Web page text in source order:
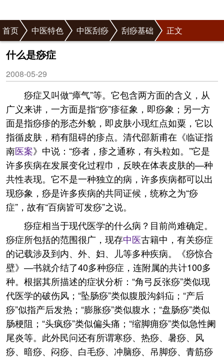
首页 中医特色 中医刮痧 刮痧基础 正文
什么是痧症
2008-05-29
痧症又叫做“瘴气”等。它包含两方面的含义，从
广义来讲，一方面是指“痧”疹征象，即痧象；另一方
面是指痧疹的形态外貌，即皮肤小现红点如粟，它以
指循皮肤，稍有阻碍的疹点。清代邵新甫在《临证指
南医案》中说：“痧者，疹之通称，有头粒如。”它是
许多疾病在发展变化过程巾，反映在体表皮肤的—种
共性表现。它不是一种独立的病，许多疾病都可以出
现痧象，痧是许多疾病的共同证候，统称之为“痧
症”，故有“百病皆可发痧”之说。
痧症相当于现代医学的什么病？目前尚难确定。
痧症所包括的范围很广，现存中医古籍中，有关痧症
的记载涉及到内、外、妇、儿等多种疾病。《痧惊合
壁》—书就介结了40多种痧症，连附属的共计100多
种。根据其所描述的症状分析：“角弓反张痧”类似现
代医学的破伤风；“坠肠痧”类似腹股沟斜疝；“产后
痧”似指产后发热；“膨胀痧”类似腹水；“盘肠痧”类似
肠梗阻；“头疯痧”类似偏头痛；“缩脚痈痧”类似急性阑
尾炎等。此外民问还有所谓寒痧、热痧、暑痧、风
痧、暗痧、闷痧、白毛痧、冲脑痧、吊脚痧、青筋痧